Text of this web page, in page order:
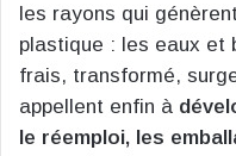
les rayons qui
plastique : les eaux et
frais, transformé,
appellent enfin à
le réemploi, les